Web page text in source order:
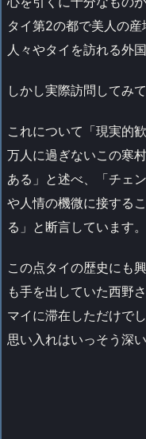
タイ第2の都で美人の
人々やタイを訪れる外
しかし実際訪問してみ
これについて「現実的
万人に過ぎないこの寒
ある」と述べ、「チェ
や人情の機微に接する
る」と断言しています。
この点タイの歴史にも
も手を出していた西野
マイに滞在しただけで
思い入れはいっそう深